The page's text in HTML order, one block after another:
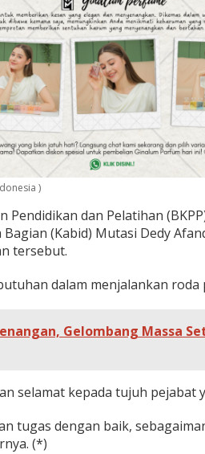
)
Pendidikan dan Pelatihan
(Kabid) Mutasi Dedy
tersebut.
dalam menjalankan roda
Gelombang Massa
selamat kepada tujuh pejabat
tugas dengan baik,
(*)